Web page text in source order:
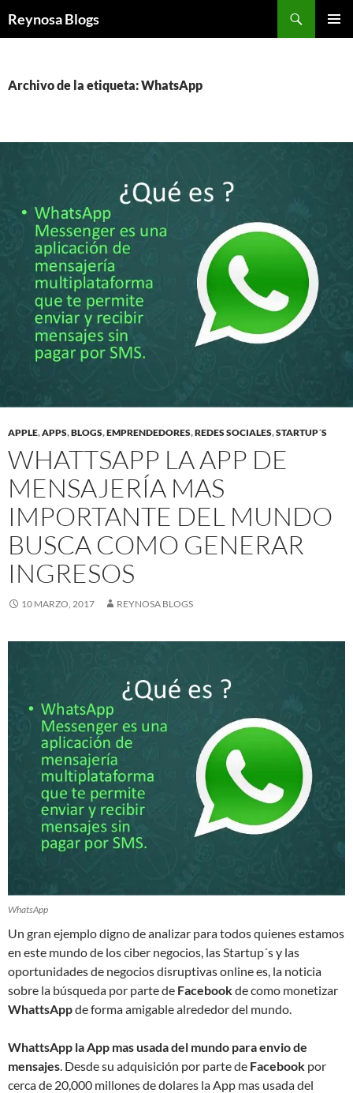
Reynosa Blogs
Archivo de la etiqueta: WhatsApp
APPLE,APPS,BLOGS,EMPRENDEDORES,REDES SOCIALES,STARTUP´S
WHATTSAPP LA APP DE
MENSAJERÍA MAS
IMPORTANTE DEL MUNDO
BUSCA COMO GENERAR
INGRESOS
10 MARZO, 2017 REYNOSA BLOGS
WhatsApp
Un gran ejemplo digno de analizar para todos quienes estamos
en este mundo de los ciber negocios, las Startup´s y las
oportunidades de negocios disruptivas online es, la noticia
sobre la búsqueda por parte de Facebookde como monetizar
WhattsAppde forma amigable alrededor del mundo.
WhattsApp la App mas usada del mundo para envio de
mensajes . Desde su adquisición por parte de Facebook por
cerca de 20,000 millones de dolares la App mas usada del